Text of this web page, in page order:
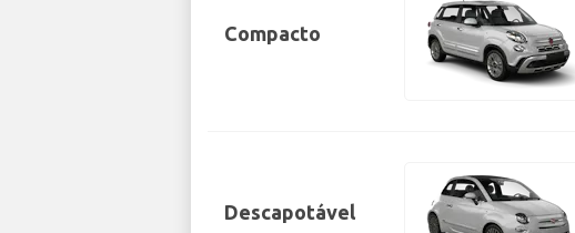
Compacto
Descapotável